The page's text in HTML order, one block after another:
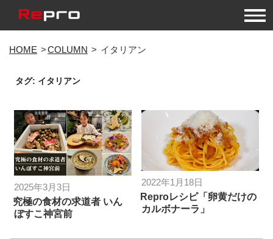
HOME COLUMN イタリアン
タグ: イタリアン
投
稿
日:
2025年3月3日
究極の食材の求道者 いん
ぼすこ神宮前
投
稿
日:
2022年1月18日
Reproレシピ「卵黄だけの
カルボナーラ」